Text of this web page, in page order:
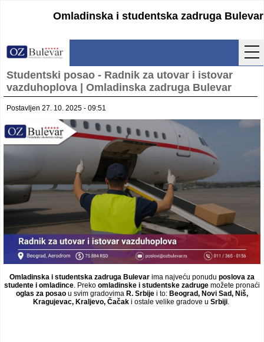
Omladinska i studentska zadruga Bulevar
Početna
Uputstva
Cenovnik
Kontakt
Lokacija
Pristupanje
Obrasci
Video oglasi
Studentski posao - Radnik za utovar i istovar
vazduhoplova | Omladinska zadruga Bulevar
Postavljen 27. 10. 2025 - 09:51
Omladinska i studentska zadruga Bulevar ima najveću ponudu poslova za
studente i omladince. Preko omladinske i studentske zadruge možete pronaći
oglas za posao u svim gradovima R. Srbije i to: Beograd, Novi Sad, Niš,
Kragujevac, Kraljevo, Čačak i ostale velike gradove u Srbiji.